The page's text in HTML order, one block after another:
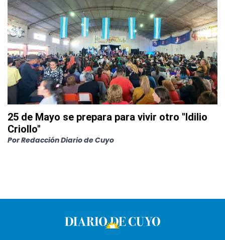
25 de Mayo se prepara para vivir otro "Idilio
Criollo"
PorRedacción Diario de Cuyo